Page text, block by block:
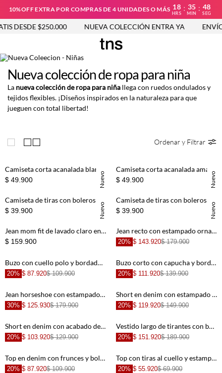
10%OFF EXTRA POR COMPRAS DE 4 UNIDADES O MÁS 18
HRS
: 35
MIN
: 48
SEG
$250.000 NUEVA COLECCIÓN ENTRA YA ENVÍO
Nueva colección de ropa para niña
La nueva colección de ropa para niña llega con ruedos ondulados y
tejidos flexibles. ¡Diseños inspirados en la naturaleza para que
jueguen con total libertad!
Ordenar y Filtrar
Nuevo
+
Camiseta corta acanalada blanca para niña
$ 49.900 Nuevo
+
Camiseta corta acanalada amarilla para niña
$ 49.900
Nuevo
+
Camiseta de tiras con boleros acanalada rosada para niña
$ 39.900 Nuevo
+
Camiseta de tiras con boleros acanalada cruda para niña
$ 39.900
+
Jean mom fit de lavado claro en denim para niña
$ 159.900
+
Jean recto con estampado ornamental en denim azul claro para niña
20% $ 143.920$ 179.900
Buzo con cuello polo y bordado de cerezas en color crudo para niña
20% $ 87.920$ 109.900
Buzo corto con capucha y bordado de fresa en color crudo para niña
20% $ 111.920$ 139.900
Jean horseshoe con estampado floral en color crudo para niña
30% $ 125.930$ 179.900
Short en denim con estampado de cerezas en color crudo para niña
20% $ 119.920$ 149.900
Short en denim con acabado desgastado en azul claro para niña
20% $ 103.920$ 129.900
Vestido largo de tirantes con bordado de conchas en color marfil para niña
20% $ 151.920$ 189.900
Top en denim con frunces y bolero en azul para niña
20% $ 87.920$ 109.900
Top con tiras al cuello y estampado bordado en azul para niña
20% $ 55.920$ 69.900